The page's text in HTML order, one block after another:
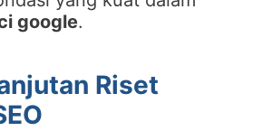
google.
Riset